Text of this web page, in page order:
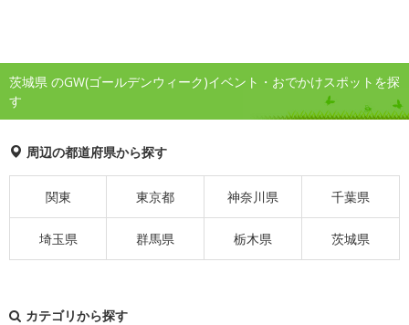
茨城県 のGW(ゴールデンウィーク)イベント・おでかけスポットを探
す
周辺の都道府県から探す
関東 東京都 神奈川県 千葉県
埼玉県 群馬県 栃木県 茨城県
カテゴリから探す